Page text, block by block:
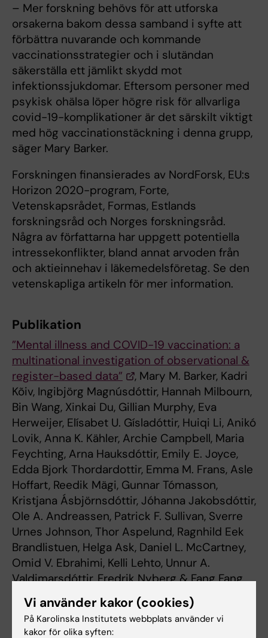
– Mer forskning behövs för att utforska
orsakerna bakom dessa samband i syfte att
förbättra nuvarande och kommande
vaccinationsstrategier och i slutändan
säkerställa ett jämlikt skydd mot
infektionssjukdomar. Eftersom personer med
psykisk ohälsa löper högre risk för allvarliga
covid-19-komplikationer är det särskilt viktigt
med hög vaccinationstäckning i denna grupp,
säger Mary Barker.
Forskningen finansierades av NordForsk, EU:s
Horizon 2020-program, Forte,
Vetenskapsrådet, Formas, Estlands
forskningsråd och Norges forskningsråd.
Några av författarna har uppgett potentiella
intressekonflikter, bland annat arvoden från
och aktieinnehav i läkemedelsföretag. Se den
vetenskapliga artikeln för mer information.
Publikation
”Mental illness and COVID-19 vaccination: a
multinational investigation of observational &
register-based data”
, Mary M. Barker, Kadri
Kõiv, Ingibjörg Magnúsdóttir, Hannah Milbourn,
Bin Wang, Xinkai Du, Gillian Murphy, Eva
Herweijer, Elísabet U. Gísladóttir, Huiqi Li, Anikó
Lovik, Anna K. Kähler, Archie Campbell, Maria
Feychting, Arna Hauksdóttir, Emily E. Joyce,
Edda Bjork Thordardottir, Emma M. Frans, Asle
Hoffart, Reedik Mägi, Gunnar Tómasson,
Kristjana Ásbjörnsdóttir, Jóhanna Jakobsdóttir,
Ole A. Andreassen, Patrick F. Sullivan, Sverre
Urnes Johnson, Thor Aspelund, Ragnhild Eek
Brandlistuen, Helga Ask, Daniel L. McCartney,
Omid V. Ebrahimi, Kelli Lehto, Unnur A.
Valdimarsdóttir, Fredrik Nyberg & Fang Fang,
Nature Communications, online 26 september
2024, doi: 10.1038/s41467-024-52342-1.
Vi använder kakor (cookies)
På Karolinska Institutets webbplats använder vi
kakor för olika syften: